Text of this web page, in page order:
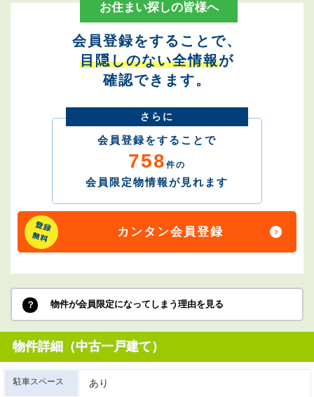
お住まい探しの皆様へ
会員登録をすることで、
目隠しのない全情報が
確認できます。
さらに
会員登録をすることで
758 件の
会員限定物情報が見れます
カンタン会員登録
物件が会員限定になってしまう理由を見る
物件詳細（中古一戸建て）
駐車スペース あり